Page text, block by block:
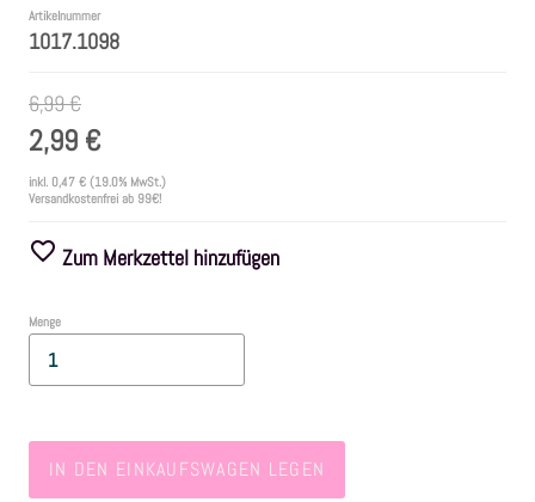
Farben
Zubehör
Frühling/Ostern
Weihnachten
SALE
Artikelnummer
1017.1098
6,99 €
2,99 €
inkl. 0,47 € (19.0% MwSt.)
Versandkostenfrei ab 99€!
Zum Merkzettel hinzufügen
Menge
IN DEN EINKAUFSWAGEN LEGEN